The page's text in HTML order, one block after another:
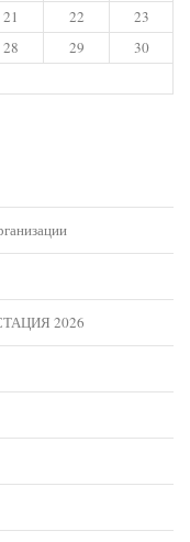
21 22
23
28 29
30
2026